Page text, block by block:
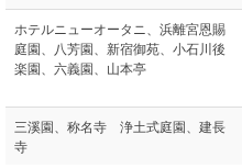
ホテルニューオータニ、浜離宮恩賜
庭園、八芳園、新宿御苑、小石川後
楽園、六義園、山本亭
三溪園、称名寺 浄土式庭園、建長
寺